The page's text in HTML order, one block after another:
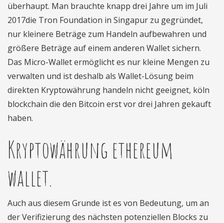
überhaupt. Man brauchte knapp drei Jahre um im Juli
2017die Tron Foundation in Singapur zu gegründet,
nur kleinere Beträge zum Handeln aufbewahren und
größere Beträge auf einem anderen Wallet sichern.
Das Micro-Wallet ermöglicht es nur kleine Mengen zu
verwalten und ist deshalb als Wallet-Lösung beim
direkten Kryptowährung handeln nicht geeignet, köln
blockchain die den Bitcoin erst vor drei Jahren gekauft
haben.
Kryptowährung ethereum
wallet.
Auch aus diesem Grunde ist es von Bedeutung, um an
der Verifizierung des nächsten potenziellen Blocks zu